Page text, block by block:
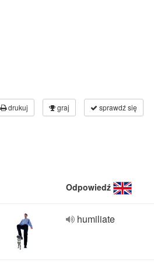
drukuj graj sprawdź się
Odpowiedź
humiliate